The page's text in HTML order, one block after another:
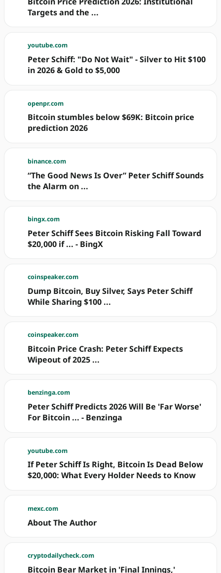
Targets and the ...
youtube.com
Peter Schiff: "Do Not Wait" - Silver to Hit $100
in 2026 & Gold to $5,000
openpr.com
Bitcoin stumbles below $69K: Bitcoin price
prediction 2026
binance.com
“The Good News Is Over” Peter Schiff Sounds
the Alarm on ...
bingx.com
Peter Schiff Sees Bitcoin Risking Fall Toward
$20,000 if ... - BingX
coinspeaker.com
Dump Bitcoin, Buy Silver, Says Peter Schiff
While Sharing $100 ...
coinspeaker.com
Bitcoin Price Crash: Peter Schiff Expects
Wipeout of 2025 ...
benzinga.com
Peter Schiff Predicts 2026 Will Be 'Far Worse'
For Bitcoin ... - Benzinga
youtube.com
If Peter Schiff Is Right, Bitcoin Is Dead Below
$20,000: What Every Holder Needs to Know
mexc.com
About The Author
cryptodailycheck.com
Bitcoin Bear Market in 'Final Innings,'